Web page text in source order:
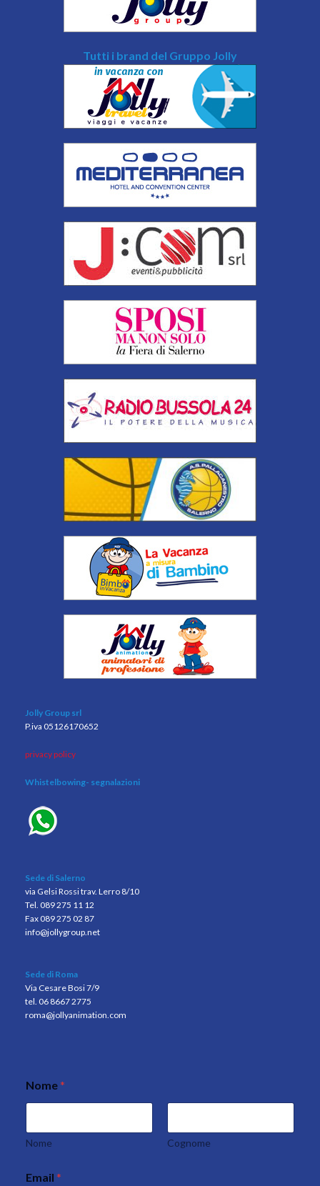
Tutti i brand del Gruppo Jolly
Jolly Group srl
P.iva 05126170652
privacy policy
Whistelbowing- segnalazioni
Sede di Salerno
via Gelsi Rossi trav. Lerro 8/10
Tel. 089 275 11 12
Fax 089 275 02 87
info@jollygroup.net
Sede di Roma
Via Cesare Bosi 7/9
tel. 06 8667 2775
roma@jollyanimation.com
p
o
i
c
e
Nome*
Nome Cognome
Email *